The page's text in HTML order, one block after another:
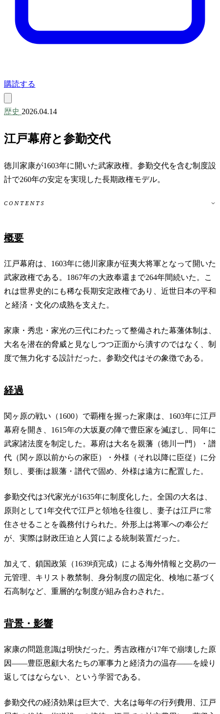
購読する
歴史 2026.04.14
江戸幕府と参勤交代
徳川家康が1603年に開いた武家政権。参勤交代を含む制度設
計で260年の安定を実現した長期政権モデル。
CONTENTS
概要
江戸幕府は、1603年に徳川家康が征夷大将軍となって開いた
武家政権である。1867年の大政奉還まで264年間続いた。こ
れは世界史的にも稀な長期安定政権であり、近世日本の平和
と経済・文化の成熟を支えた。
家康・秀忠・家光の三代にわたって整備された幕藩体制は、
大名を潜在的脅威と見なしつつ正面から潰すのではなく、制
度で無力化する設計だった。参勤交代はその象徴である。
経過
関ヶ原の戦い（1600）で覇権を握った家康は、1603年に江戸
幕府を開き、1615年の大坂夏の陣で豊臣家を滅ぼし、同年に
武家諸法度を制定した。幕府は大名を親藩（徳川一門）・譜
代（関ヶ原以前からの家臣）・外様（それ以降に臣従）に分
類し、要衝は親藩・譜代で固め、外様は遠方に配置した。
参勤交代は3代家光が1635年に制度化した。全国の大名は、
原則として1年交代で江戸と領地を往復し、妻子は江戸に常
住させることを義務付けられた。外形上は将軍への奉公だ
が、実際は財政圧迫と人質による統制装置だった。
加えて、鎖国政策（1639頃完成）による海外情報と交易の一
元管理、キリスト教禁制、身分制度の固定化、検地に基づく
石高制など、重層的な制度が組み合わされた。
背景・影響
家康の問題意識は明快だった。秀吉政権が17年で崩壊した原
因——豊臣恩顧大名たちの軍事力と経済力の温存——を繰り
返してはならない、という学習である。
参勤交代の経済効果は巨大で、大名は毎年の行列費用、江戸